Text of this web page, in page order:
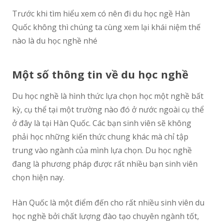
Trước khi tìm hiểu xem có nên đi du học ngề Hàn
Quốc không thì chúng ta cùng xem lại khái niệm thế
nào là du học nghề nhé
Một số thông tin về du học nghề
Du học nghề là hình thức lựa chọn học một nghề bất
kỳ, cụ thể tại một trường nào đó ở nước ngoài cụ thể
ở đây là tại Hàn Quốc. Các bạn sinh viên sẽ không
phải học những kiến thức chung khác mà chỉ tập
trung vào ngành của mình lựa chọn. Du học nghề
đang là phương pháp được rất nhiều bạn sinh viên
chọn hiện nay.
Hàn Quốc là một điểm đến cho rất nhiều sinh viên du
học nghề bởi chất lượng đào tạo chuyên ngành tốt,